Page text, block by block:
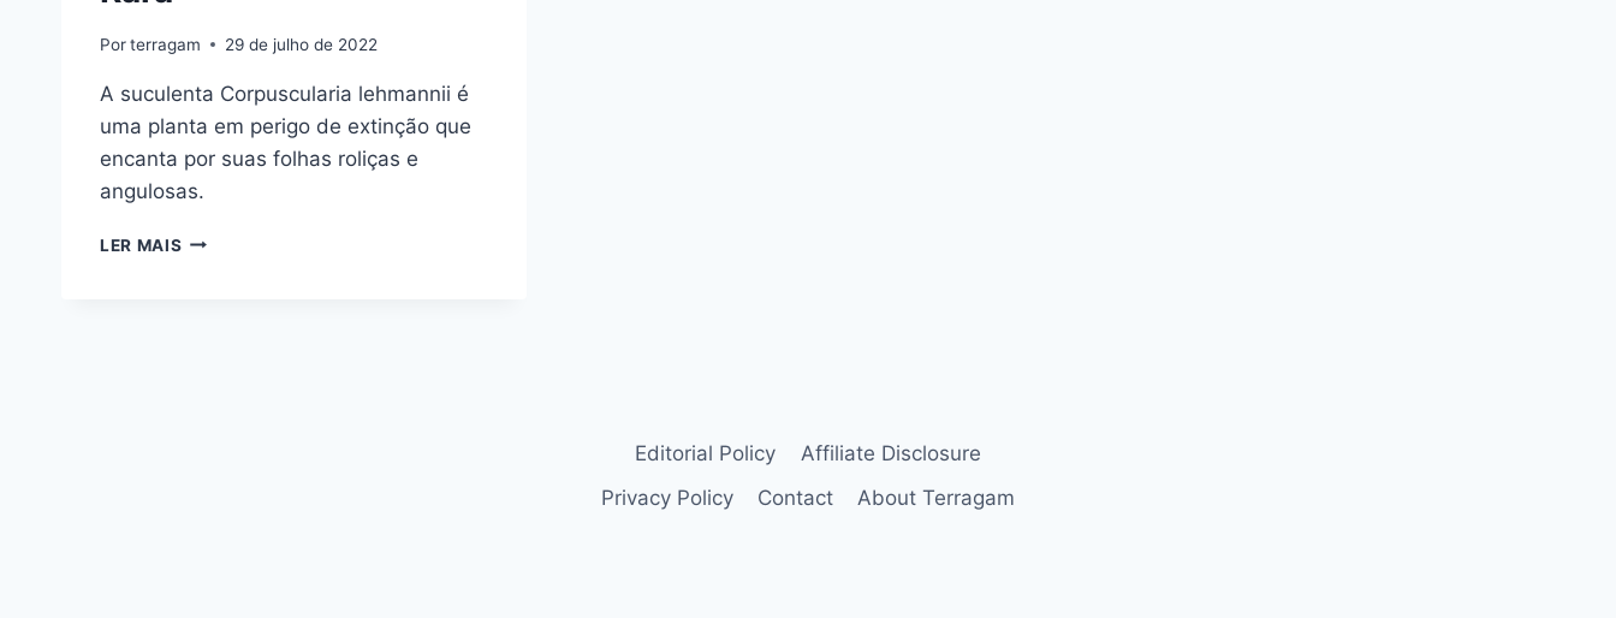
Porterragam 29 de julho de 2022
A suculenta Corpuscularia lehmannii é
uma planta em perigo de extinção que
encanta por suas folhas roliças e
angulosas.
LER MAIS PLANTA-
Editorial Policy
Affiliate Disclosure
Privacy Policy
Contact About Terragam